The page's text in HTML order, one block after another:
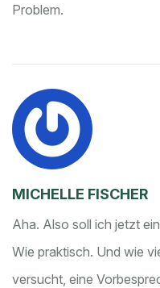
Problem.
MICHELLE FISCHER
Aha. Also soll ich jetzt
Wie praktisch. Und wie
versucht, eine